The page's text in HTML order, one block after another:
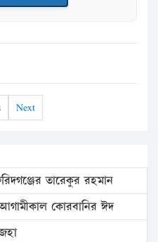
Next
তারেকুর রহমান
কোরবানির ঈদ